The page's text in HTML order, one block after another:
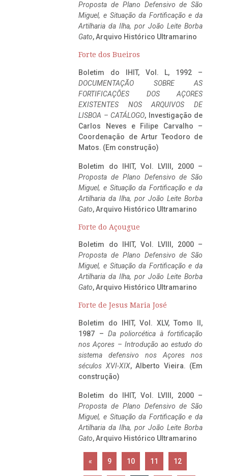
Proposta de Plano Defensivo de São
Miguel, e Situação da Fortificação e da
Artilharia da Ilha, por João Leite Borba
Gato, Arquivo Histórico Ultramarino
Forte dos Bueiros
Boletim do IHIT, Vol. L, 1992 –
DOCUMENTAÇÃO SOBRE AS
FORTIFICAÇÕES DOS AÇORES
EXISTENTES NOS ARQUIVOS DE
LISBOA – CATÁLOGO, Investigação de
Carlos Neves e Filipe Carvalho –
Coordenação de Artur Teodoro de
Matos. (Em construção)
Boletim do IHIT, Vol. LVIII, 2000 –
Proposta de Plano Defensivo de São
Miguel, e Situação da Fortificação e da
Artilharia da Ilha, por João Leite Borba
Gato, Arquivo Histórico Ultramarino
Forte do Açougue
Boletim do IHIT, Vol. LVIII, 2000 –
Proposta de Plano Defensivo de São
Miguel, e Situação da Fortificação e da
Artilharia da Ilha, por João Leite Borba
Gato, Arquivo Histórico Ultramarino
Forte de Jesus Maria José
Boletim do IHIT, Vol. XLV, Tomo II,
1987 – Da poliorcética à fortificação
nos Açores – Introdução ao estudo do
sistema defensivo nos Açores nos
séculos XVI-XIX, Alberto Vieira. (Em
construção)
Boletim do IHIT, Vol. LVIII, 2000 –
Proposta de Plano Defensivo de São
Miguel, e Situação da Fortificação e da
Artilharia da Ilha, por João Leite Borba
Gato, Arquivo Histórico Ultramarino
« 9 10 11 12